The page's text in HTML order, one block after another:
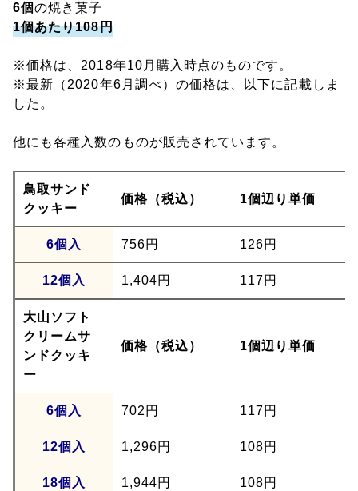
6個の焼き菓子
1個あたり108円
※価格は、2018年10月購入時点のものです。
※最新（2020年6月調べ）の価格は、以下に記載しま
した。
他にも各種入数のものが販売されています。
鳥取サンド
クッキー
価格（税込） 1個辺り単価
6個入 756円 126円
12個入 1,404円 117円
大山ソフト
クリームサ
ンドクッキ
ー
価格（税込） 1個辺り単価
6個入 702円 117円
12個入 1,296円 108円
18個入 1,944円 108円